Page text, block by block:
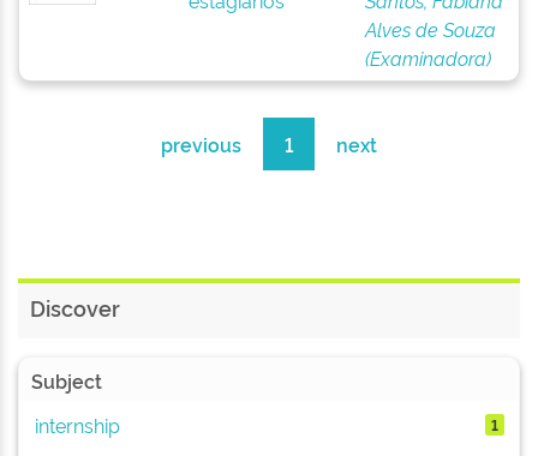
Alves de Souza
(Examinadora)
previous 1 next
Discover
Subject
internship
1